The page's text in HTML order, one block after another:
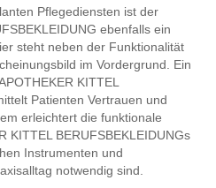
Pflegediensten ist der
ebenfalls ein
steht neben der Funktionalität
im Vordergrund. Ein
KITTEL
Patienten Vertrauen und
erleichtert die funktionale
KITTEL BERUFSBEKLEIDUNGs
Instrumenten und
notwendig sind.